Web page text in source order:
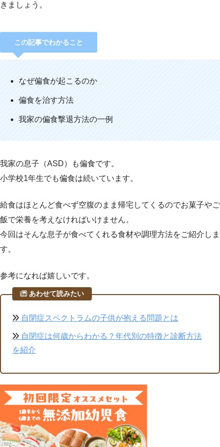
きましょう。
この記事でわかること
なぜ偏食が起こるのか
偏食を治す方法
我家の偏食撃退方法の一例
我家の息子（ASD）も偏食です。
小学校1年生でも偏食は続いています。
給食はほとんど食べず空腹のまま帰宅してくるのでお菓子やご
飯で栄養を考えなければいけません。
今回はそんな息子が食べてくれる食材や調理方法をご紹介しま
す。
参考になれば嬉しいです。
あわせて読みたい
自閉症スペクトラムの子供が抱える問題とは
自閉症は何歳からわかる？年代別の特徴と診断方法
を紹介